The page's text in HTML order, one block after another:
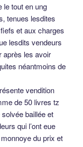
le tout en ung
tenues lesdites
et aux charges
lesdits vendeurs
après les avoir
néantmoins de
vendition
de 50 livres tz
baillée et
qui l’ont eue
du prix et